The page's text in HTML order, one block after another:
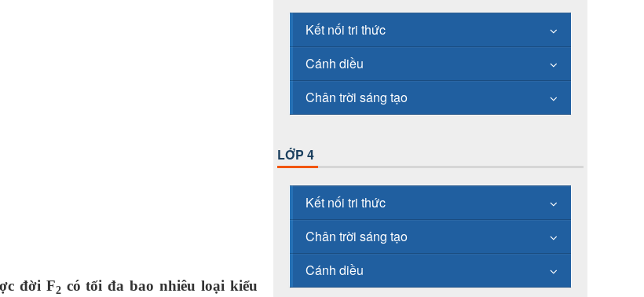
đời F2có tối đa bao nhiêu loại kiểu
Kết nối tri thức
Cánh diều
Chân trời sáng tạo
LỚP 4
Kết nối tri thức
Chân trời sáng tạo
Cánh diều